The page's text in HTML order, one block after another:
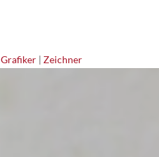
Grafiker | Zeichner